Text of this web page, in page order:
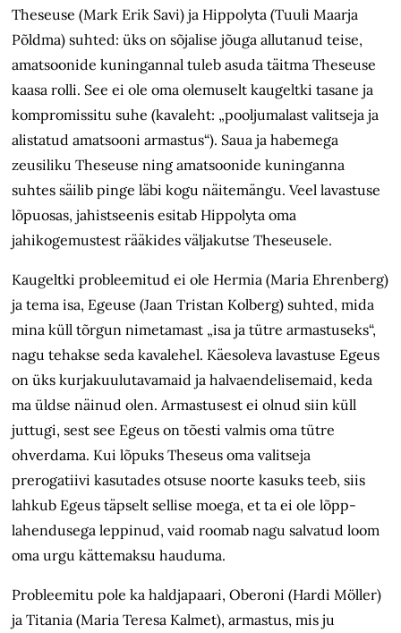
Theseuse (Mark Erik Savi) ja Hippo­lyta (Tuuli Maarja
Põldma) suhted: üks on sõjalise jõuga allutanud teise,
amatsoonide kuningannal tuleb asuda täitma Theseuse
kaasa rolli. See ei ole oma olemuselt kaugeltki tasane ja
kompromissitu suhe (kavaleht: „pooljumalast valitseja ja
alistatud amatsooni armastus“). Saua ja habemega
zeusiliku Theseuse ning amatsoonide kuninganna
suhtes säilib pinge läbi kogu näitemängu. Veel lavastuse
lõpuosas, jahistseenis esitab Hippolyta oma
jahikogemustest rääkides väljakutse Theseusele.
Kaugeltki probleemitud ei ole Hermia (Maria Ehrenberg)
ja tema isa, Egeuse (Jaan Tristan Kolberg) suhted, mida
mina küll tõrgun nimetamast „isa ja tütre armastuseks“,
nagu tehakse seda kavalehel. Käesoleva lavastuse Egeus
on üks kurjakuulutavamaid ja halva­endelisemaid, keda
ma üldse näinud olen. Armastusest ei olnud siin küll
juttugi, sest see Egeus on tõesti valmis oma tütre
ohverdama. Kui lõpuks Theseus oma valitseja
prerogatiivi kasutades otsuse noorte kasuks teeb, siis
lahkub Egeus täpselt sellise moega, et ta ei ole lõpp­
lahendusega leppinud, vaid roomab nagu salvatud loom
oma urgu kätte­maksu hauduma.
Probleemitu pole ka haldjapaari, Oberoni (Hardi Möller)
ja Titania (Maria Teresa Kalmet), armastus, mis ju